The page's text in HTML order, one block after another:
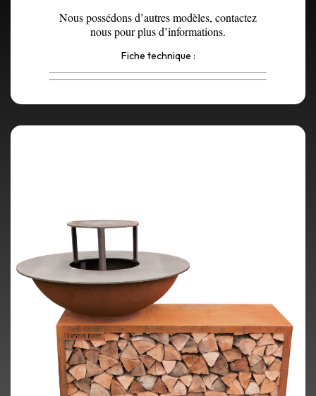
Nous possédons d’autres modèles, contactez
nous pour plus d’informations.
Fiche technique :